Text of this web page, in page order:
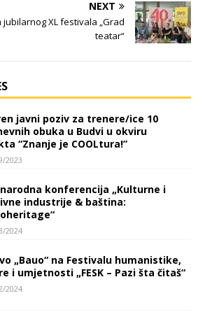
NEXT
XL festivala „Grad
teatar“
javni poziv za trenere/ice 10
obuka u Budvi u okviru
“Znanje je COOLtura!”
2023
konferencija „Kulturne i
industrije & baština:
2024
„Bauo“ na Festivalu humanistike,
i umjetnosti „FESK – Pazi šta čitaš“
2024